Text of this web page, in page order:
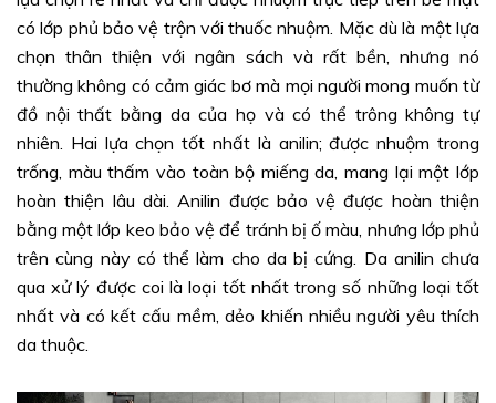
có lớp phủ bảo vệ trộn với thuốc nhuộm. Mặc dù là một lựa
chọn thân thiện với ngân sách và rất bền, nhưng nó
thường không có cảm giác bơ mà mọi người mong muốn từ
đồ nội thất bằng da của họ và có thể trông không tự
nhiên. Hai lựa chọn tốt nhất là anilin; được nhuộm trong
trống, màu thấm vào toàn bộ miếng da, mang lại một lớp
hoàn thiện lâu dài. Anilin được bảo vệ được hoàn thiện
bằng một lớp keo bảo vệ để tránh bị ố màu, nhưng lớp phủ
trên cùng này có thể làm cho da bị cứng. Da anilin chưa
qua xử lý được coi là loại tốt nhất trong số những loại tốt
nhất và có kết cấu mềm, dẻo khiến nhiều người yêu thích
da thuộc.